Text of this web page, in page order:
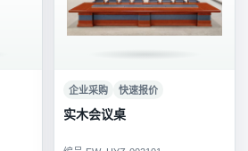
企业采购 快速报价
实木会议桌